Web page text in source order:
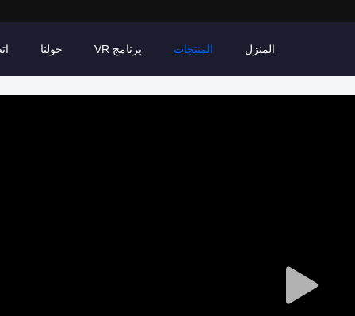
المنزل المنتجات برنامج VR حولنا
Play